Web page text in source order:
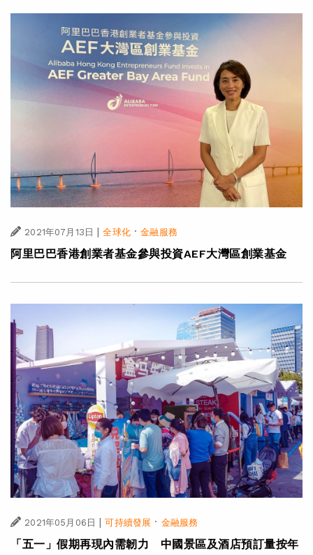
2021年07月13日 | 全球化·金融服務
阿里巴巴香港創業者基金參與投資AEF大灣區創業基金
2021年05月06日 | 可持續發展 · 金融服務
「五一」假期再現內需韌力 中國景區及酒店預訂量按年